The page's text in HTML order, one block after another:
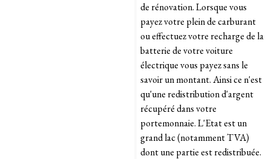
de rénovation. Lorsque vous
payez votre plein de carburant
ou effectuez votre recharge de la
batterie de votre voiture
électrique vous payez sans le
savoir un montant. Ainsi ce n'est
qu'une redistribution d'argent
récupéré dans votre
portemonnaie. L'Etat est un
grand lac (notamment TVA)
dont une partie est redistribuée.